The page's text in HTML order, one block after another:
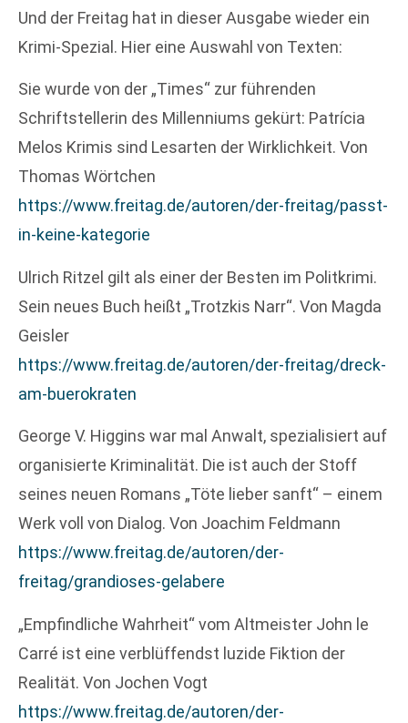
Und der Freitag hat in dieser Ausgabe wieder ein
Krimi-Spezial. Hier eine Auswahl von Texten:
Sie wurde von der „Times“ zur führenden
Schriftstellerin des Millenniums gekürt: Patrícia
Melos Krimis sind Lesarten der Wirklichkeit. Von
Thomas Wörtchen
https://www.freitag.de/autoren/der-freitag/passt-
in-keine-kategorie
Ulrich Ritzel gilt als einer der Besten im Politkrimi.
Sein neues Buch heißt „Trotzkis Narr“. Von Magda
Geisler
https://www.freitag.de/autoren/der-freitag/dreck-
am-buerokraten
George V. Higgins war mal Anwalt, spezialisiert auf
organisierte Kriminalität. Die ist auch der Stoff
seines neuen Romans „Töte lieber sanft“ – einem
Werk voll von Dialog. Von Joachim Feldmann
https://www.freitag.de/autoren/der-
freitag/grandioses-gelabere
„Empfindliche Wahrheit“ vom Altmeister John le
Carré ist eine verblüffendst luzide Fiktion der
Realität. Von Jochen Vogt
https://www.freitag.de/autoren/der-